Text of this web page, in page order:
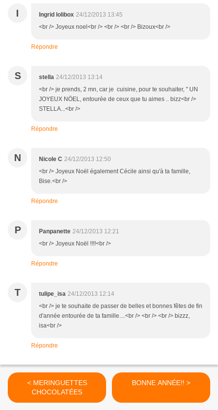
I Ingrid lolibox 24/12/2013 13:45
<br /> Joyeux noel<br /> <br /> <br /> Bizoux<br />
Répondre
S stella 24/12/2013 13:14
<br /> je prends, 2 mn, car je cuisine, pour te souhaiter, " UN
JOYEUX NÖEL, entourée de ceux que tu aimes .. bizz<br />
STELLA...<br />
Répondre
N Nicole C 24/12/2013 12:50
<br /> Joyeux Noël également Cécile ainsi qu'à ta famille,
Bise.<br />
Répondre
P Panpanette 24/12/2013 12:21
<br /> Joyeux Noël !!!!<br />
Répondre
T tulipe_isa 24/12/2013 12:14
<br /> je te souhaite de passer de belles et bonnes fêtes de fin
d'année entourée de ta famille....<br /> <br /> <br /> bizzz,
isa<br />
Répondre
< MERINGUETTES
CHOCOLATÉES
BONNE ANNÉE!! >